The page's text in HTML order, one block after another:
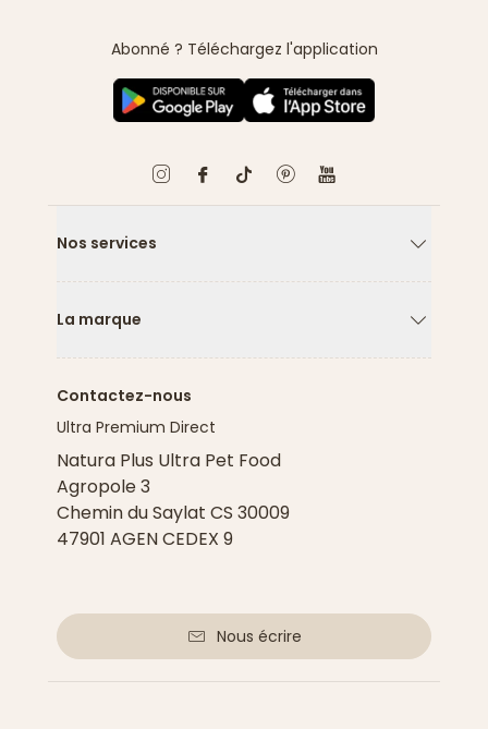
Abonné ? Téléchargez l'application
Nos services
La marque
Contactez-nous
Ultra Premium Direct
Natura Plus Ultra Pet Food
Agropole 3
Chemin du Saylat CS 30009
47901 AGEN CEDEX 9
Nous écrire